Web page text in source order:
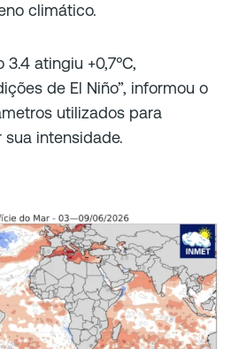
climático.
atingiu +0,7°C,
de El Niño”, informou o
utilizados para
intensidade.